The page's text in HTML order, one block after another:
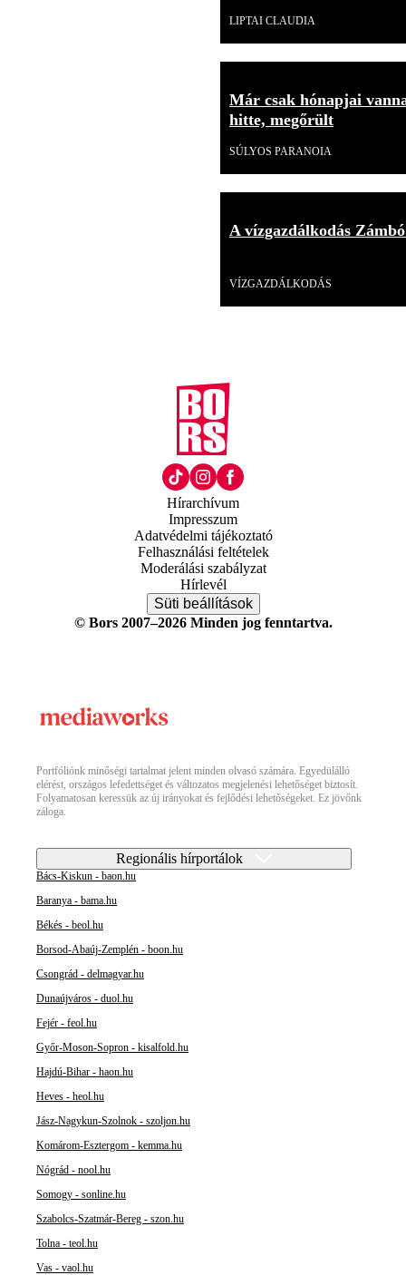
LIPTAI CLAUDIA
Már csak hónapjai
hitte, megőrült
SÚLYOS PARANOIA
A vízgazdálkodás
VÍZGAZDÁLKODÁS
Hírarchívum
Impresszum
Adatvédelmi tájékoztató
Felhasználási feltételek
Moderálási szabályzat
Hírlevél
Süti beállítások
© Bors 2007–2026 Minden jog fenntartva.
Portfóliónk minőségi tartalmat jelent minden olvasó számára. Egyedülálló
elérést, országos lefedettséget és változatos megjelenési lehetőséget biztosít.
Folyamatosan keressük az új irányokat és fejlődési lehetőségeket. Ez jövőnk
záloga.
Regionális hírportálok
Bács-Kiskun - baon.hu
Baranya - bama.hu
Békés - beol.hu
Borsod-Abaúj-Zemplén - boon.hu
Csongrád - delmagyar.hu
Dunaújváros - duol.hu
Fejér - feol.hu
Győr-Moson-Sopron - kisalfold.hu
Hajdú-Bihar - haon.hu
Heves - heol.hu
Jász-Nagykun-Szolnok - szoljon.hu
Komárom-Esztergom - kemma.hu
Nógrád - nool.hu
Somogy - sonline.hu
Szabolcs-Szatmár-Bereg - szon.hu
Tolna - teol.hu
Vas - vaol.hu